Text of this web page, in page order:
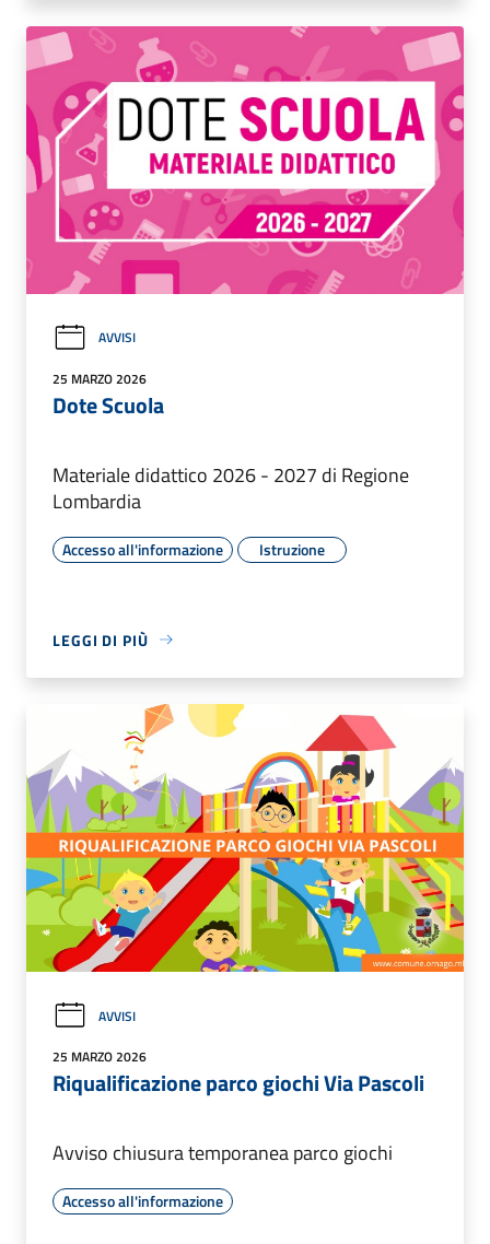
AVVISI
25 MARZO 2026
Dote Scuola
Materiale didattico 2026 - 2027 di Regione
Lombardia
Accesso all'informazione Istruzione
LEGGI DI PIÙ
AVVISI
25 MARZO 2026
Riqualificazione parco giochi Via Pascoli
Avviso chiusura temporanea parco giochi
Accesso all'informazione